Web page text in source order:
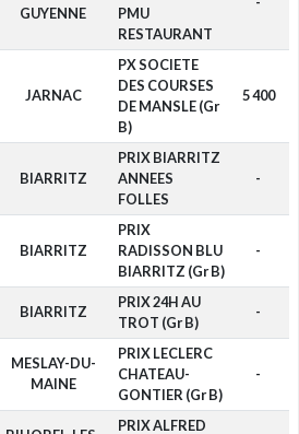
GUYENNE
PMU
RESTAURANT
JARNAC
PX SOCIETE
DES COURSES
DE MANSLE (Gr
B)
5 400
BIARRITZ
PRIX BIARRITZ
ANNEES
FOLLES
-
BIARRITZ
PRIX
RADISSON BLU
BIARRITZ (Gr B)
-
BIARRITZ
PRIX 24H AU
TROT (Gr B)
-
MESLAY-DU-
MAINE
PRIX LECLERC
CHATEAU-
GONTIER (Gr B)
-
PRIX ALFRED